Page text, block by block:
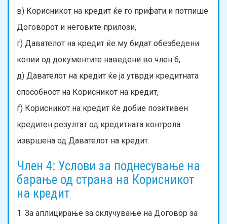
в) Корисникот на кредит ќе го прифати и потпише
Договорот и неговите прилози,
г) Давателот на кредит ќе му бидат обезбедени
копии од документите наведени во член 6,
д) Давателот на кредит ќе ја утврди кредитната
способност на Корисникот на кредит,
ѓ) Корисникот на кредит ќе добие позитивен
кредитен резултат од кредитната контрола
извршена од Давателот на кредит.
Член 4: Услови за поднесување на
барање од страна на Корисникот
на кредит
1. За аплицирање за склучување на Договор за